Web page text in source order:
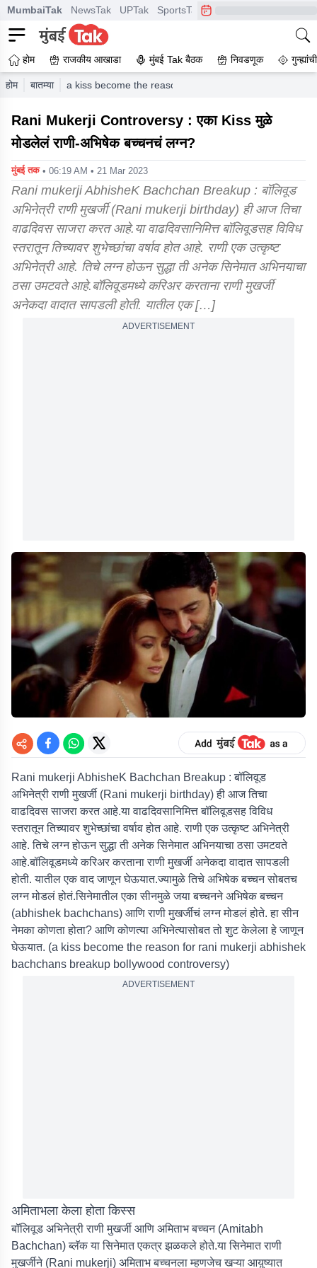
MumbaiTak NewsTak UPTak SportsTak CrimeTak
होम राजकीय आखाडा मुंबई Tak बैठक निवडणूक
होम बातम्या a kiss become the reason for rani mukerji abhishek
Rani Mukerji Controversy : एका Kiss मुळे
मोडलेलं राणी-अभिषेक बच्चनचं लग्न?
मुंबई तक • 06:19 AM • 21 Mar 2023
Rani mukerji AbhisheK Bachchan Breakup : बॉलिवूड
अभिनेत्री राणी मुखर्जी (Rani mukerji birthday) ही आज तिचा
वाढदिवस साजरा करत आहे.या वाढदिवसानिमित्त बॉलिवूडसह विविध
स्तरातून तिच्यावर शुभेच्छांचा वर्षाव होत आहे. राणी एक उत्कृष्ट
अभिनेत्री आहे. तिचे लग्न होऊन सुद्धा ती अनेक सिनेमात अभिनयाचा
ठसा उमटवते आहे.बॉलिवूडमध्ये करिअर करताना राणी मुखर्जी
अनेकदा वादात सापडली होती. यातील एक […]
ADVERTISEMENT
Rani mukerji AbhisheK Bachchan Breakup : बॉलिवूड
अभिनेत्री राणी मुखर्जी (Rani mukerji birthday) ही आज तिचा
वाढदिवस साजरा करत आहे.या वाढदिवसानिमित्त बॉलिवूडसह विविध
स्तरातून तिच्यावर शुभेच्छांचा वर्षाव होत आहे. राणी एक उत्कृष्ट अभिनेत्री
आहे. तिचे लग्न होऊन सुद्धा ती अनेक सिनेमात अभिनयाचा ठसा उमटवते
आहे.बॉलिवूडमध्ये करिअर करताना राणी मुखर्जी अनेकदा वादात सापडली
होती. यातील एक वाद जाणून घेऊयात.ज्यामुळे तिचे अभिषेक बच्चन सोबतच
लग्न मोडलं होतं.सिनेमातील एका सीनमुळे जया बच्चनने अभिषेक बच्चन
(abhishek bachchans) आणि राणी मुखर्जीचं लग्न मोडलं होते. हा सीन
नेमका कोणता होता? आणि कोणत्या अभिनेत्यासोबत तो शुट केलेला हे जाणून
घेऊयात. (a kiss become the reason for rani mukerji abhishek
bachchans breakup bollywood controversy)
ADVERTISEMENT
अमिताभला केला होता किस्स
बॉलिवूड अभिनेत्री राणी मुखर्जी आणि अमिताभ बच्चन (Amitabh
Bachchan) ब्लॅक या सिनेमात एकत्र झळकले होते.या सिनेमात राणी
मुखर्जीने (Rani mukerji) अमिताभ बच्चनला म्हणजेच खऱ्या आय़ुष्यात